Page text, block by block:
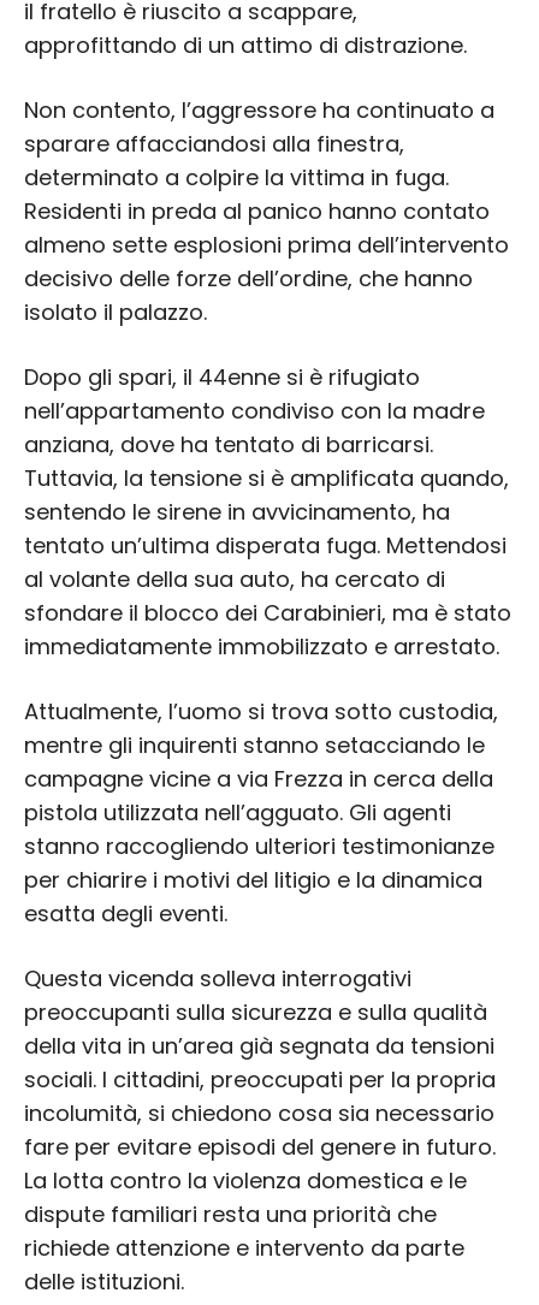
il fratello è riuscito a scappare,
approfittando di un attimo di distrazione.
Non contento, l’aggressore ha continuato a
sparare affacciandosi alla finestra,
determinato a colpire la vittima in fuga.
Residenti in preda al panico hanno contato
almeno sette esplosioni prima dell’intervento
decisivo delle forze dell’ordine, che hanno
isolato il palazzo.
Dopo gli spari, il 44enne si è rifugiato
nell’appartamento condiviso con la madre
anziana, dove ha tentato di barricarsi.
Tuttavia, la tensione si è amplificata quando,
sentendo le sirene in avvicinamento, ha
tentato un’ultima disperata fuga. Mettendosi
al volante della sua auto, ha cercato di
sfondare il blocco dei Carabinieri, ma è stato
immediatamente immobilizzato e arrestato.
Attualmente, l’uomo si trova sotto custodia,
mentre gli inquirenti stanno setacciando le
campagne vicine a via Frezza in cerca della
pistola utilizzata nell’agguato. Gli agenti
stanno raccogliendo ulteriori testimonianze
per chiarire i motivi del litigio e la dinamica
esatta degli eventi.
Questa vicenda solleva interrogativi
preoccupanti sulla sicurezza e sulla qualità
della vita in un’area già segnata da tensioni
sociali. I cittadini, preoccupati per la propria
incolumità, si chiedono cosa sia necessario
fare per evitare episodi del genere in futuro.
La lotta contro la violenza domestica e le
dispute familiari resta una priorità che
richiede attenzione e intervento da parte
delle istituzioni.